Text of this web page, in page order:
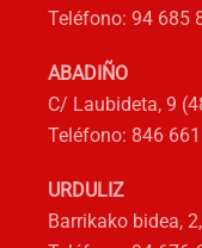
Teléfono: 94 685
ABADIÑO
C/ Laubideta, 9
Teléfono: 846
URDULIZ
Barrikako bidea,